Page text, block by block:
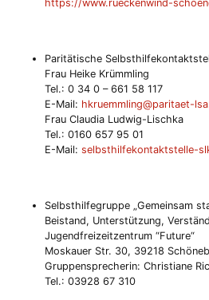
https://www.rueckenwind-
Paritätische
Frau Heike Krümmling
Tel.: 0 34 0 – 661 58 117
E-Mail: hkruemmling@paritaet-
Frau Claudia Ludwig-Lischka
Tel.: 0160 657 95 01
E-Mail: selbsthilfekontaktstelle-
Selbsthilfegruppe „Gemeinsam
Beistand, Unterstützung,
Jugendfreizeitzentrum “Future“
Moskauer Str. 30, 39218
Gruppensprecherin: Christiane
Tel.: 03928 67 310